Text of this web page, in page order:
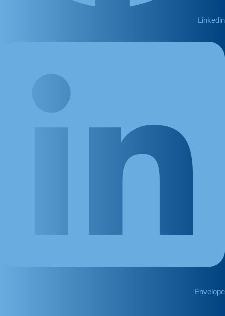
Linkedin
Envelope